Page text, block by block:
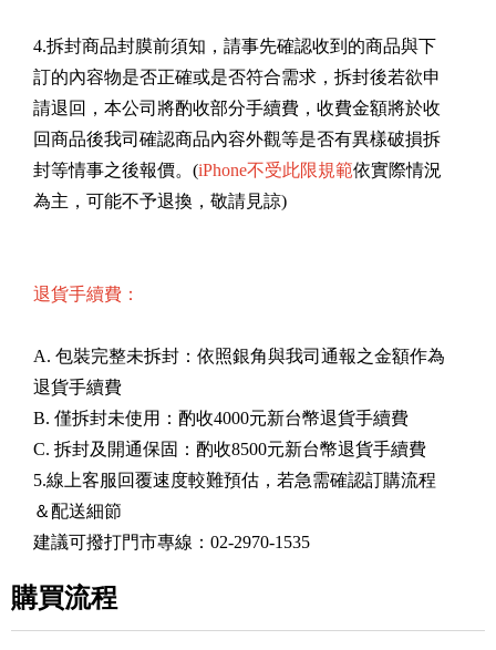
4.拆封商品封膜前須知，請事先確認收到的商品與下
訂的內容物是否正確或是否符合需求，拆封後若欲申
請退回，本公司將酌收部分手續費，收費金額將於收
回商品後我司確認商品內容外觀等是否有異樣破損拆
封等情事之後報價。(iPhone不受此限規範依實際情況
為主，可能不予退換，敬請見諒)
退貨手續費：
A. 包裝完整未拆封：依照銀角與我司通報之金額作為
退貨手續費
B. 僅拆封未使用：酌收4000元新台幣退貨手續費
C. 拆封及開通保固：酌收8500元新台幣退貨手續費
5.線上客服回覆速度較難預估，若急需確認訂購流程
＆配送細節
建議可撥打門市專線：02-2970-1535
購買流程